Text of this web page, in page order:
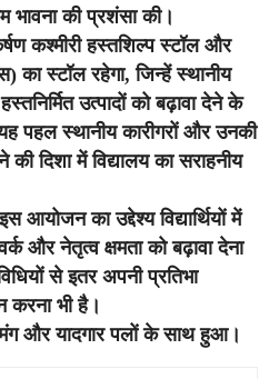
भावना की प्रशंसा की।
कश्मीरी हस्तशिल्प स्टॉल और
का स्टॉल रहेगा, जिन्हें स्थानीय
उत्पादों को बढ़ावा देने के
पहल स्थानीय कारीगरों और उनकी
की दिशा में विद्यालय का सराहनीय
आयोजन का उद्देश्य विद्यार्थियों में
और नेतृत्व क्षमता को बढ़ावा देना
से इतर अपनी प्रतिभा
करना भी है।
और यादगार पलों के साथ हुआ।